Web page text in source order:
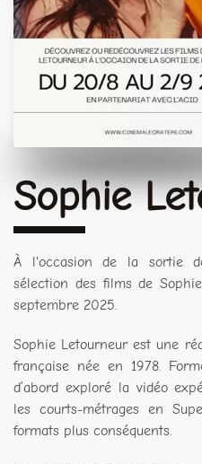
Sophie
À l'occasion de la sortie
sélection des films de
septembre 2025.
Sophie Letourneur est une
française née en 1978.
d’abord exploré la vidéo
les courts-métrages en
formats plus conséquents.